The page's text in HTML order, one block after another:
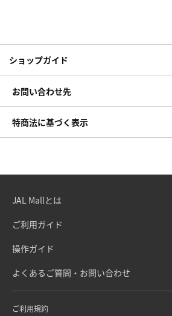
ショップガイド
お問い合わせ先
特商法に基づく表示
JAL Mallとは
ご利用ガイド
操作ガイド
よくあるご質問・お問い合わせ
ご利用規約